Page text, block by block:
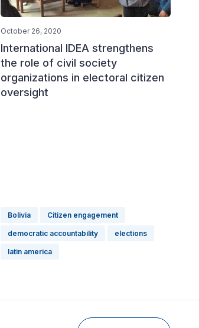
October 26, 2020
International IDEA strengthens
the role of civil society
organizations in electoral citizen
oversight
Bolivia Citizen engagement
democratic accountability elections
latin america